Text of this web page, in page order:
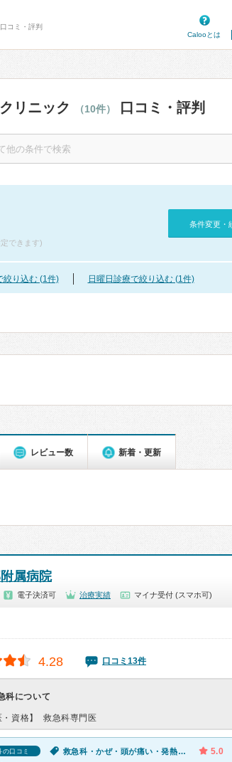
コミ・評判
Calooとは
リニック （10件） 口コミ・評判
できます)
条件変更・
絞り込む (1件) 日曜日診療で絞り込む (1件)
レビュー数 新着・更新
属病院
電子決済可 治療実績 マイナ受付 (スマホ可)
4.28 口コミ13件
科について
・資格】 救急科専門医
の口コミ 救急科・かぜ・頭が痛い・発熱（子供） 5.0